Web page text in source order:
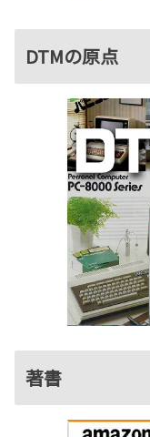
DTMの原点
著書